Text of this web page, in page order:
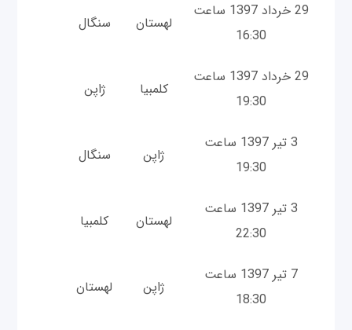
29 خرداد 1397 ساعت
16:30
لهستان سنگال
29 خرداد 1397 ساعت
19:30
کلمبیا ژاپن
3 تیر 1397 ساعت
19:30
ژاپن سنگال
3 تیر 1397 ساعت
22:30
لهستان کلمبیا
7 تیر 1397 ساعت
18:30
ژاپن لهستان